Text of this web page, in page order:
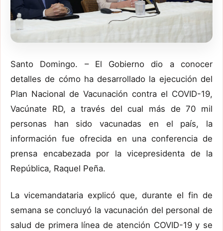
Santo Domingo. – El Gobierno dio a conocer
detalles de cómo ha desarrollado la ejecución del
Plan Nacional de Vacunación contra el COVID-19,
Vacúnate RD, a través del cual más de 70 mil
personas han sido vacunadas en el país, la
información fue ofrecida en una conferencia de
prensa encabezada por la vicepresidenta de la
República, Raquel Peña.
La vicemandataria explicó que, durante el fin de
semana se concluyó la vacunación del personal de
salud de primera línea de atención COVID-19 y se